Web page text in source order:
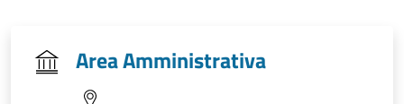
Area Amministrativa